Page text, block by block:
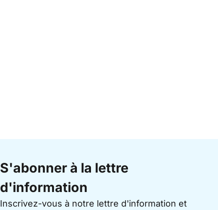
S'abonner à la lettre
d'information
Inscrivez-vous à notre lettre d'information et